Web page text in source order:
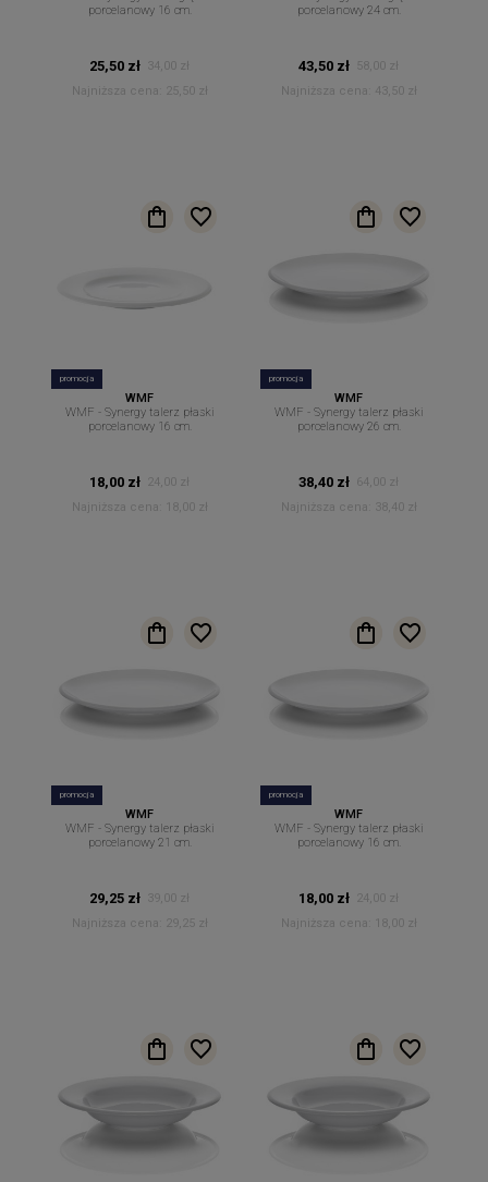
porcelanowy 16 cm.
25,50 zł
34,00 zł
Najniższa cena:
25,50 zł
porcelanowy 24 cm.
43,50 zł
58,00 zł
Najniższa cena:
43,50 zł
promocja
WMF
WMF - Synergy talerz płaski
porcelanowy 16 cm.
18,00 zł 24,00 zł
Najniższa cena:
18,00 zł
promocja
WMF
WMF - Synergy talerz płaski
porcelanowy 26 cm.
38,40 zł 64,00 zł
Najniższa cena:
38,40 zł
promocja
WMF
WMF - Synergy talerz płaski
porcelanowy 21 cm.
29,25 zł
39,00 zł
Najniższa cena:
29,25 zł
promocja
WMF
WMF - Synergy talerz płaski
porcelanowy 16 cm.
18,00 zł 24,00 zł
Najniższa cena:
18,00 zł